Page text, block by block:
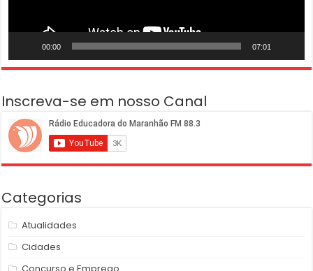
00:00 07:01
Inscreva-se em nosso Canal
Categorias
Atualidades
Cidades